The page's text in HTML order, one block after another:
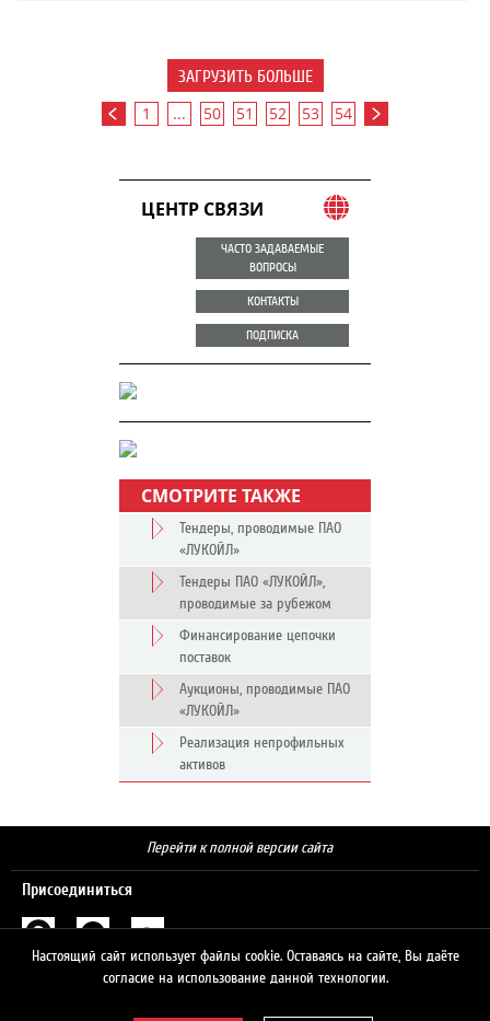
ЗАГРУЗИТЬ БОЛЬШЕ
1 ... 50 51 52 53 54
ЦЕНТР СВЯЗИ
ЧАСТО ЗАДАВАЕМЫЕ
ВОПРОСЫ
КОНТАКТЫ
ПОДПИСКА
СМОТРИТЕ ТАКЖЕ
Тендеры, проводимые ПАО
«ЛУКОЙЛ»
Тендеры ПАО «ЛУКОЙЛ»,
проводимые за рубежом
Финансирование цепочки
поставок
Аукционы, проводимые ПАО
«ЛУКОЙЛ»
Реализация непрофильных
активов
Перейти к полной версии сайта
Присоединиться
Настоящий сайт использует файлы cookie. Оставаясь на сайте, Вы даёте
согласие на использование данной технологии.